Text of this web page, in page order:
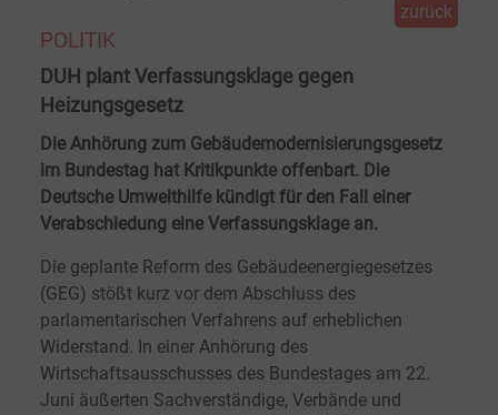
zurück
POLITIK
DUH plant Verfassungsklage gegen
Heizungsgesetz
Die Anhörung zum Gebäudemodernisierungsgesetz
im Bundestag hat Kritikpunkte offenbart. Die
Deutsche Umwelthilfe kündigt für den Fall einer
Verabschiedung eine Verfassungsklage an.
Die geplante Reform des Gebäudeenergiegesetzes
(GEG) stößt kurz vor dem Abschluss des
parlamentarischen Verfahrens auf erheblichen
Widerstand. In einer Anhörung des
Wirtschaftsausschusses des Bundestages am 22.
Juni äußerten Sachverständige, Verbände und